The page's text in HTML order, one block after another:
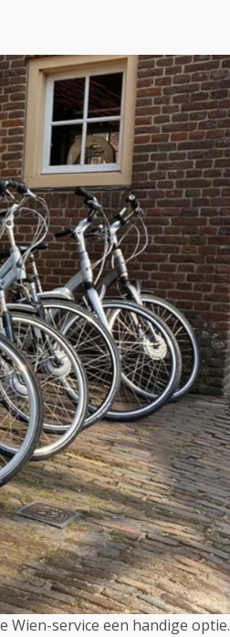
Wien-service een handige optie.